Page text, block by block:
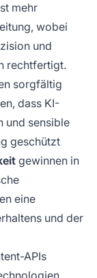
mehr
wobei
und
rechtfertigt.
sorgfältig
dass KI-
und sensible
geschützt
gewinnen in
eine
und der
APIs